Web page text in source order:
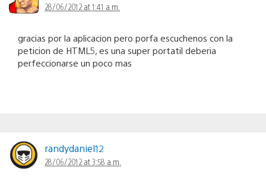
28/06/2012 at 1:41 a.m.
gracias por la aplicacion pero porfa escuchenos con la
peticion de HTML5, es una super portatil deberia
perfeccionarse un poco mas
randydaniel12
28/06/2012 at 3:58 a.m.